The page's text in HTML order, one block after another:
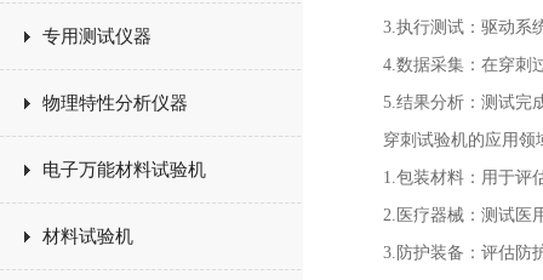
专用测试仪器
物理特性分析仪器
电子万能材料试验机
材料试验机
3.执行测试：驱动系统
4.数据采集：在穿刺过
5.结果分析：测试完成
穿刺试验机的应用领
1.包装材料：用于评估
2.医疗器械：测试医用
3.防护装备：评估防护